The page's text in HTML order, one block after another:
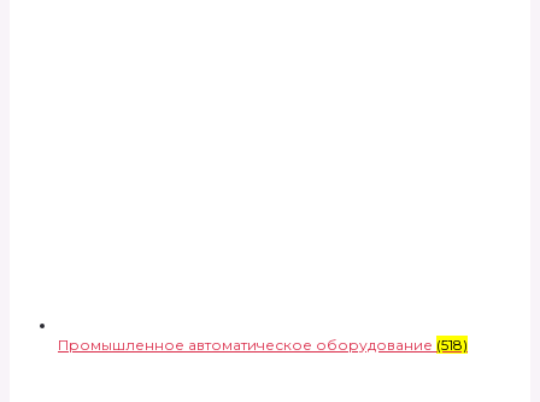
Промышленное автоматическое оборудование (518)